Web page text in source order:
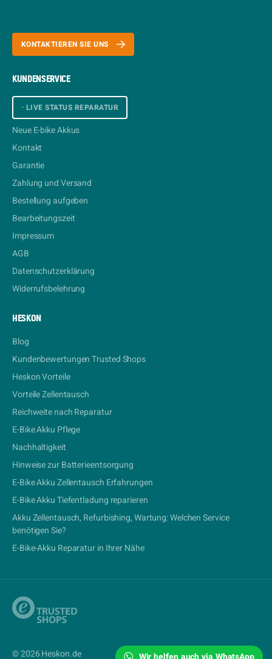
KONTAKTIEREN SIE UNS
KUNDENSERVICE
• LIVE STATUS REPARATUR
Neue E-bike Akkus
Kontakt
Garantie
Zahlung und Versand
Bestellung aufgeben
Bearbeitungszeit
Impressum
AGB
Datenschutzerklärung
Widerrufsbelehrung
HESKON
Blog
Kundenbewertungen Trusted Shops
Heskon Vorteile
Vorteile Zellentausch
Reichweite nach Reparatur
E-Bike Akku Pflege
Nachhaltigkeit
Hinweise zur Batterieentsorgung
E-Bike Akku Zellentausch Erfahrungen
E-Bike Akku Tiefentladung reparieren
Akku Zellentausch, Refurbishing, Wartung: Welchen Service
benötigen Sie?
E-Bike-Akku Reparatur in Ihrer Nähe
© 2026 Heskon.de